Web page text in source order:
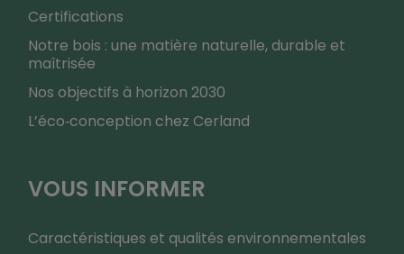
Certifications
Notre bois : une matière naturelle, durable et
maîtrisée
Nos objectifs à horizon 2030
L’éco‑conception chez Cerland
VOUS INFORMER
Caractéristiques et qualités environnementales